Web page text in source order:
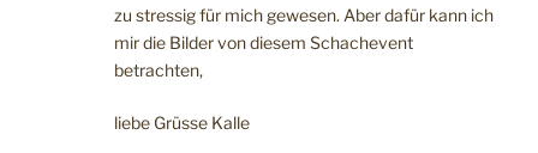
zu stressig für mich gewesen. Aber dafür kann ich
mir die Bilder von diesem Schachevent
betrachten,
liebe Grüsse Kalle